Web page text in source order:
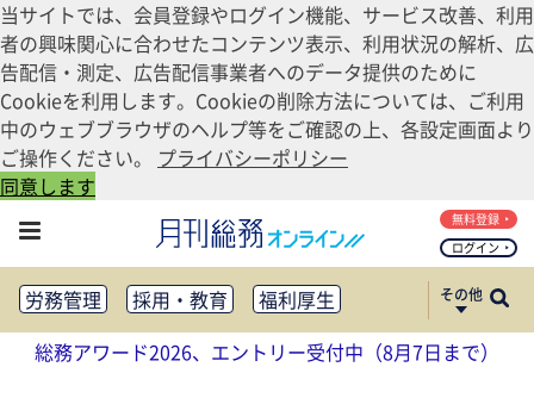
当サイトでは、会員登録やログイン機能、サービス改善、利用
者の興味関心に合わせたコンテンツ表示、利用状況の解析、広
告配信・測定、広告配信事業者へのデータ提供のために
Cookieを利用します。Cookieの削除方法については、ご利用
中のウェブブラウザのヘルプ等をご確認の上、各設定画面より
ご操作ください。 プライバシーポリシー
同意します
ログイン
無料登録
労務管理 採用・教育
福利厚生
健康経営
働き方改革
法務・コンプライアンス
その他
総務アワード2026、エントリー受付中（8月7日まで）